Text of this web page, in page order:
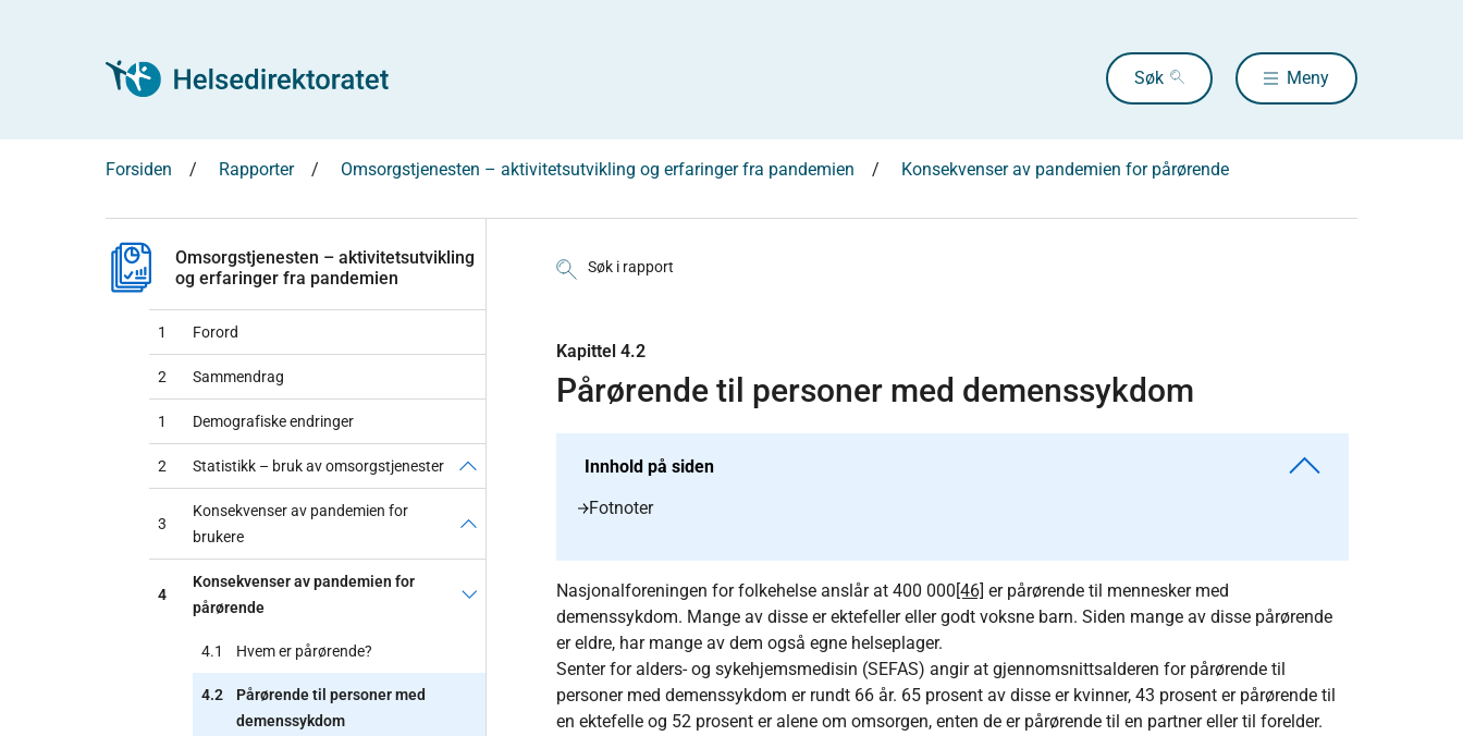
Søk Meny
Forsiden Rapporter Omsorgstjenesten – aktivitetsutvikling og erfaringer fra pandemien Konsekvenser av pandemien for pårørende
Omsorgstjenesten – aktivitetsutvikling
og erfaringer fra pandemien
1 Forord
2 Sammendrag
1 Demografiske endringer
2 Statistikk – bruk av omsorgstjenester
3
Konsekvenser av pandemien for
brukere
4
Konsekvenser av pandemien for
pårørende
4.1 Hvem er pårørende?
4.2
Pårørende til personer med
demenssykdom
Søk i rapport
Kapittel 4.2
Pårørende til personer med demenssykdom
Innhold på siden
Fotnoter
Nasjonalforeningen for folkehelse anslår at 400 000 [46] er pårørende til mennesker med
demenssykdom. Mange av disse er ektefeller eller godt voksne barn. Siden mange av disse pårørende
er eldre, har mange av dem også egne helseplager.
Senter for alders- og sykehjemsmedisin (SEFAS) angir at gjennomsnittsalderen for pårørende til
personer med demenssykdom er rundt 66 år. 65 prosent av disse er kvinner, 43 prosent er pårørende til
en ektefelle og 52 prosent er alene om omsorgen, enten de er pårørende til en partner eller til forelder.